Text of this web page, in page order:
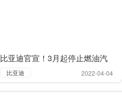
比亚迪官宣！3月起停止燃油汽
比亚迪
2022-04-04